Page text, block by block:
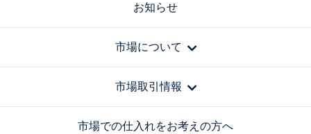
お知らせ
市場について
市場取引情報
市場での仕入れをお考えの方へ